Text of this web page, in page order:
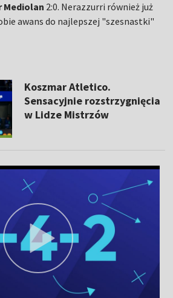
Mediolan 2:0. Nerazzurri również już
awans do najlepszej "szesnastki"
Koszmar Atletico.
Sensacyjnie rozstrzygnięcia
w Lidze Mistrzów